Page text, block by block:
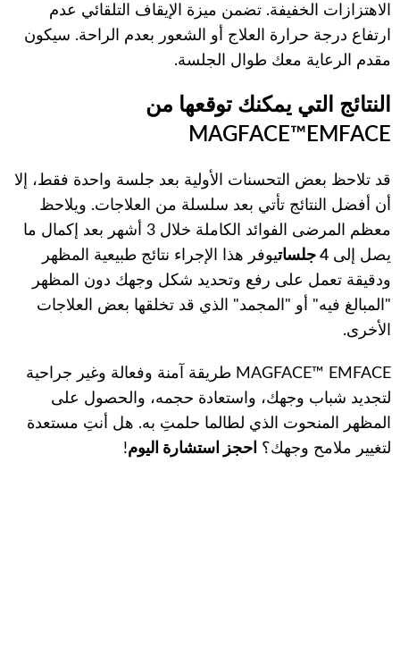
الاهتزازات الخفيفة. تضمن ميزة الإيقاف التلقائي عدم
ارتفاع درجة حرارة العلاج أو الشعور بعدم الراحة. سيكون
مقدم الرعاية معك طوال الجلسة.
النتائج التي يمكنك توقعها من
MAGFACE™EMFACE
قد تلاحظ بعض التحسنات الأولية بعد جلسة واحدة فقط، إلا
أن أفضل النتائج تأتي بعد سلسلة من العلاجات. ويلاحظ
معظم المرضى الفوائد الكاملة خلال 3 أشهر بعد إكمال ما
يصل إلى 4 جلسات
يوفر هذا الإجراء نتائج طبيعية المظهر
ودقيقة تعمل على رفع وتحديد شكل وجهك دون المظهر
"المبالغ فيه" أو "المجمد" الذي قد تخلقها بعض العلاجات
الأخرى.
MAGFACE™ EMFACE طريقة آمنة وفعالة وغير جراحية
لتجديد شباب وجهك، واستعادة حجمه، والحصول على
المظهر المنحوت الذي لطالما حلمتِ به. هل أنتِ مستعدة
لتغيير ملامح وجهك؟
احجز استشارة اليوم!